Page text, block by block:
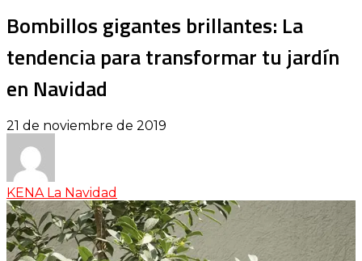
Bombillos gigantes brillantes: La
tendencia para transformar tu jardín
en Navidad
21 de noviembre de 2019
KENA La Navidad